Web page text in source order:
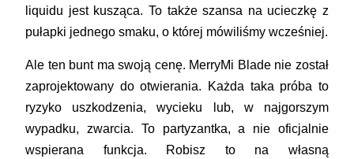
liquidu jest kusząca. To także szansa na ucieczkę z
pułapki jednego smaku, o której mówiliśmy wcześniej.
Ale ten bunt ma swoją cenę. MerryMi Blade nie został
zaprojektowany do otwierania. Każda taka próba to
ryzyko uszkodzenia, wycieku lub, w najgorszym
wypadku, zwarcia. To partyzantka, a nie oficjalnie
wspierana funkcja. Robisz to na własną